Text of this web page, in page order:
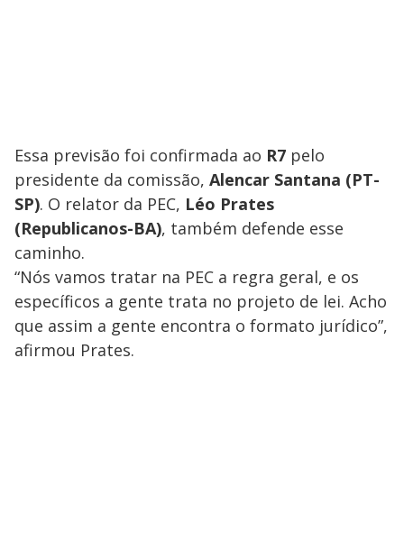
Essa previsão foi confirmada ao R7 pelo
presidente da comissão, Alencar Santana (PT-
SP). O relator da PEC, Léo Prates
(Republicanos-BA), também defende esse
caminho.
“Nós vamos tratar na PEC a regra geral, e os
específicos a gente trata no projeto de lei. Acho
que assim a gente encontra o formato jurídico”,
afirmou Prates.